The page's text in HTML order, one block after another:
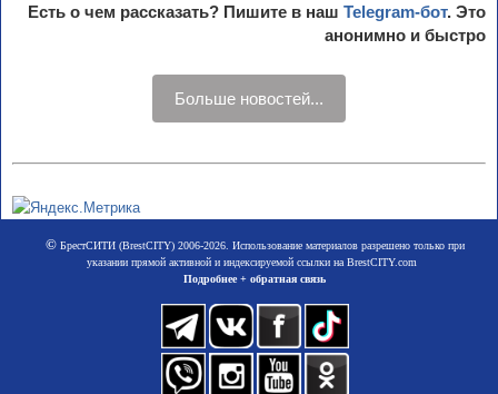
Есть о чем рассказать? Пишите в наш Telegram-бот. Это
анонимно и быстро
Больше новостей...
©БрестСИТИ (BrestCITY) 2006-2026. Использование материалов разрешено только при
указании прямой активной и индексируемой ссылки на BrestCITY.com
Подробнее + обратная связь